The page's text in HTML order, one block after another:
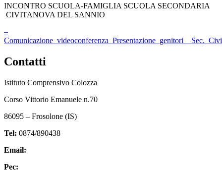
INCONTRO SCUOLA-FAMIGLIA SCUOLA SECONDARIA
CIVITANOVA DEL SANNIO
–
Contatti
Istituto Comprensivo Colozza
Corso Vittorio Emanuele n.70
86095 – Frosolone (IS)
Tel: 0874/890438
Email:
Pec: